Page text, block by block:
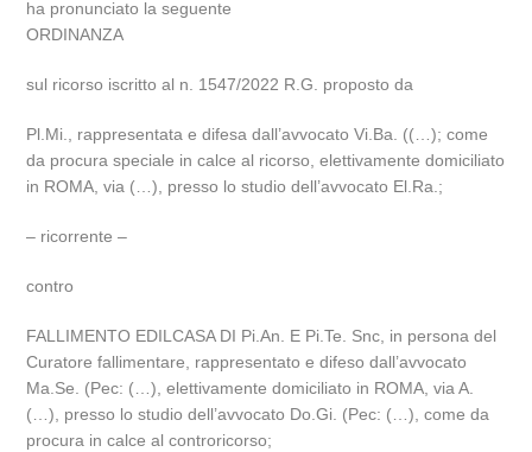
ha pronunciato la seguente
ORDINANZA
sul ricorso iscritto al n. 1547/2022 R.G. proposto da
Pl.Mi., rappresentata e difesa dall’avvocato Vi.Ba. ((…); come
da procura speciale in calce al ricorso, elettivamente domiciliato
in ROMA, via (…), presso lo studio dell’avvocato El.Ra.;
– ricorrente –
contro
FALLIMENTO EDILCASA DI Pi.An. E Pi.Te. Snc, in persona del
Curatore fallimentare, rappresentato e difeso dall’avvocato
Ma.Se. (Pec: (…), elettivamente domiciliato in ROMA, via A.
(…), presso lo studio dell’avvocato Do.Gi. (Pec: (…), come da
procura in calce al controricorso;